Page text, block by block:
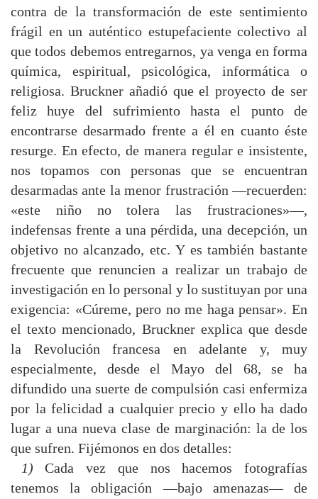
contra de la transformación de este sentimiento
frágil en un auténtico estupefaciente colectivo al
que todos debemos entregarnos, ya venga en forma
química, espiritual, psicológica, informática o
religiosa. Bruckner añadió que el proyecto de ser
feliz huye del sufrimiento hasta el punto de
encontrarse desarmado frente a él en cuanto éste
resurge. En efecto, de manera regular e insistente,
nos topamos con personas que se encuentran
desarmadas ante la menor frustración —recuerden:
«este niño no tolera las frustraciones»—,
indefensas frente a una pérdida, una decepción, un
objetivo no alcanzado, etc. Y es también bastante
frecuente que renuncien a realizar un trabajo de
investigación en lo personal y lo sustituyan por una
exigencia: «Cúreme, pero no me haga pensar». En
el texto mencionado, Bruckner explica que desde
la Revolución francesa en adelante y, muy
especialmente, desde el Mayo del 68, se ha
difundido una suerte de compulsión casi enfermiza
por la felicidad a cualquier precio y ello ha dado
lugar a una nueva clase de marginación: la de los
que sufren. Fijémonos en dos detalles:
1) Cada vez que nos hacemos fotografías
tenemos la obligación —bajo amenazas— de